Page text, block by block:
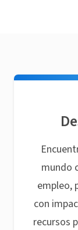
mundo
empleo,
con
recursos